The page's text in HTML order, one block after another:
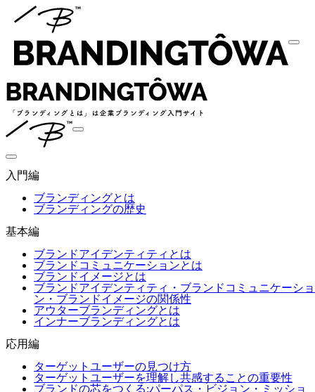
入門編
ブランディングとは
ブランディングの歴史
基本編
ブランドアイデンティティとは
ブランドコミュニケーションとは
ブランドイメージとは
ブランドアイデンティティ・ブランドコミュニケーショ
ン・ブランドイメージの関係性
アウターブランディングとは
インナーブランディングとは
応用編
ターゲットユーザーの見つけ方
ターゲットユーザーを理解し共感することの重要性
ブランドの芯をつくる:パーパス・ビジョン・ミッショ